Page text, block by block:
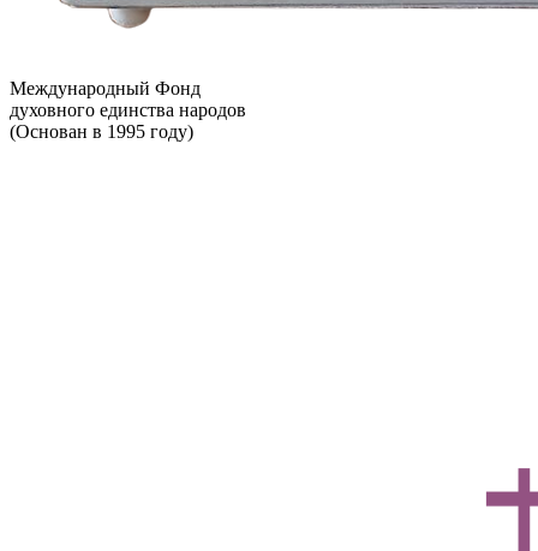
Международный Фонд
духовного единства народов
(Основан в 1995 году)